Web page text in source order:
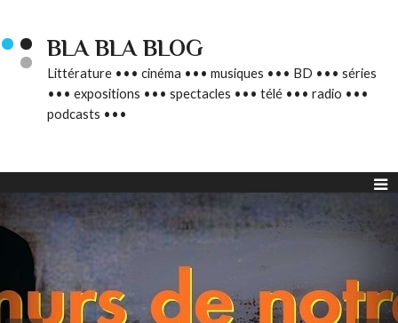
BLA BLA BLOG
Littérature ••• cinéma ••• musiques ••• BD ••• séries
••• expositions ••• spectacles ••• télé ••• radio •••
podcasts •••